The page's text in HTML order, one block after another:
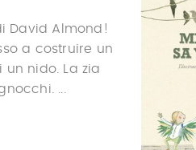
David Almond!
a costruire un
nido. La zia
...